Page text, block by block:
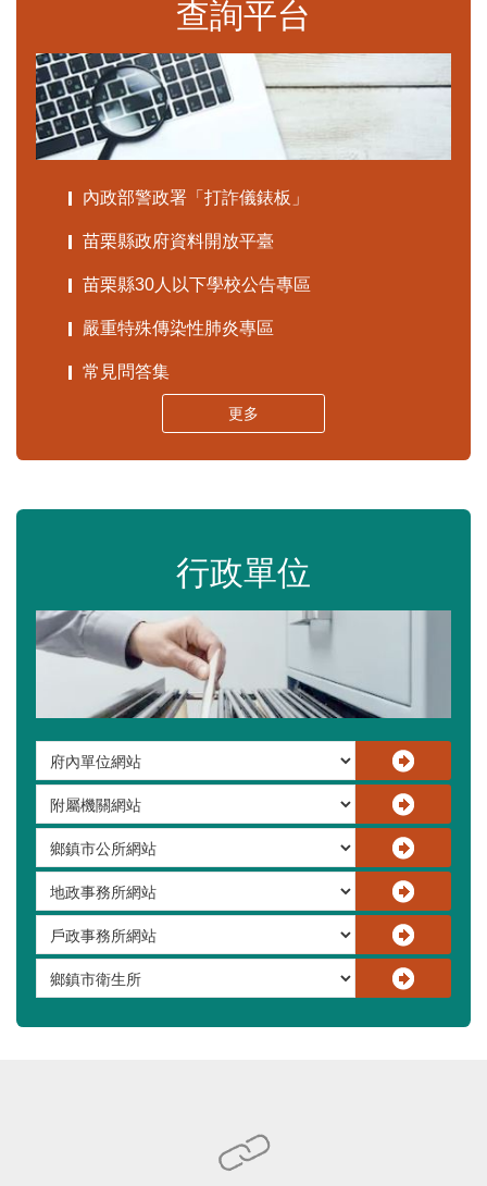
查詢平台
內政部警政署「打詐儀錶板」
苗栗縣政府資料開放平臺
苗栗縣30人以下學校公告專區
嚴重特殊傳染性肺炎專區
常見問答集
更多
行政單位